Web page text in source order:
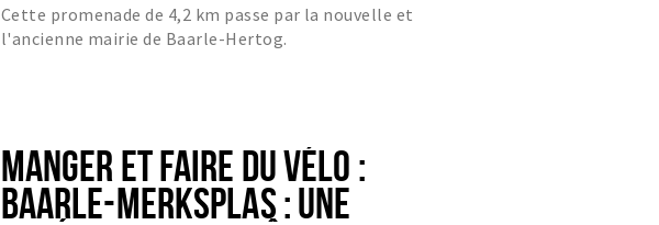
Cette promenade de 4,2 km passe par la nouvelle et
l'ancienne mairie de Baarle-Hertog.
MANGER ET FAIRE DU VÉLO :
BAARLE-MERKSPLAS : UNE